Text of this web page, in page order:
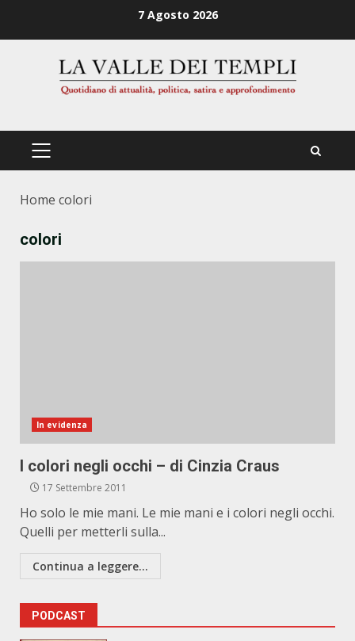
7 Agosto 2026
PRIMÄRES
Home colori
colori
In evidenza
I colori negli occhi – di Cinzia Craus
17 Settembre 2011
Ho solo le mie mani. Le mie mani e i colori negli occhi.
Quelli per metterli sulla...
Continua a leggere...
PODCAST